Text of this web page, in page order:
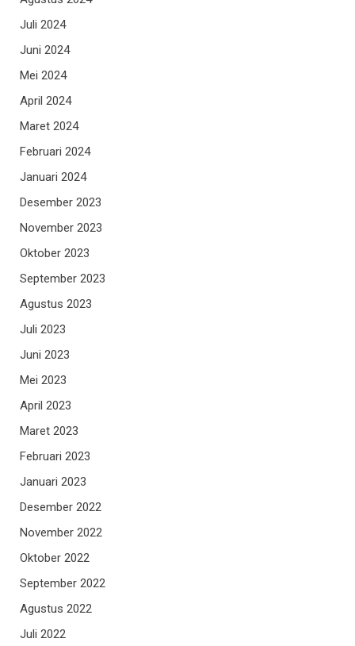
Juli 2024
Juni 2024
Mei 2024
April 2024
Maret 2024
Februari 2024
Januari 2024
Desember 2023
November 2023
Oktober 2023
September 2023
Agustus 2023
Juli 2023
Juni 2023
Mei 2023
April 2023
Maret 2023
Februari 2023
Januari 2023
Desember 2022
November 2022
Oktober 2022
September 2022
Agustus 2022
Juli 2022